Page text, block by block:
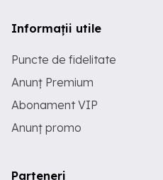
Informații utile
Puncte de fidelitate
Anunț Premium
Abonament VIP
Anunț promo
Parteneri